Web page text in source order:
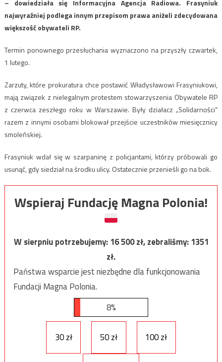
– dowiedziała się Informacyjna Agencja Radiowa. Frasyniuk
najwyraźniej podlega innym przepisom prawa aniżeli zdecydowana
większość obywateli RP.
Termin ponownego przesłuchania wyznaczono na przyszły czwartek,
1 lutego.
Zarzuty, które prokuratura chce postawić Władysławowi Frasyniukowi,
mają związek z nielegalnym protestem stowarzyszenia Obywatele RP
z czerwca zeszłego roku w Warszawie. Były działacz „Solidarności”
razem z innymi osobami blokował przejście uczestników miesięcznicy
smoleńskiej.
Frasyniuk wdał się w szarpaninę z policjantami, którzy próbowali go
usunąć, gdy siedział na środku ulicy. Ostatecznie przenieśli go na bok.
Wspieraj Fundację Magna Polonia!
W sierpniu potrzebujemy:16 500zł, zebraliśmy:1351
zł.
Państwa wsparcie jest niezbędne dla funkcjonowania
Fundacji Magna Polonia.
8%
30 zł 50 zł 100 zł